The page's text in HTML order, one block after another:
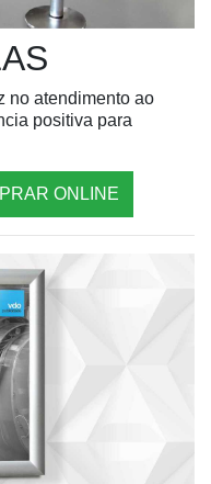
no atendimento ao
positiva para
ONLINE